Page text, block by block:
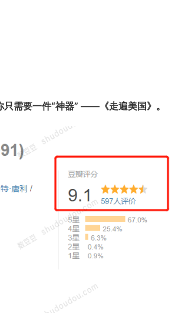
需要一件“神器” ——《走遍美国》。